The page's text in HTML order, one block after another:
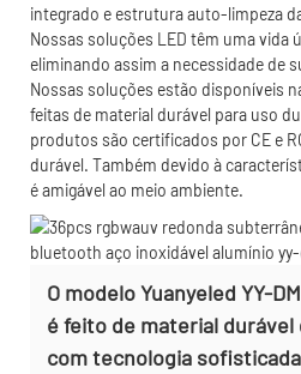
integrado e estrutura auto-limpeza
Nossas soluções LED têm uma vida
eliminando assim a necessidade de
Nossas soluções estão disponíveis
feitas de material durável para uso
produtos são certificados por CE e
durável. Também devido à
é amigável ao meio ambiente.
O modelo Yuanyeled YY-
é feito de material durável
com tecnologia